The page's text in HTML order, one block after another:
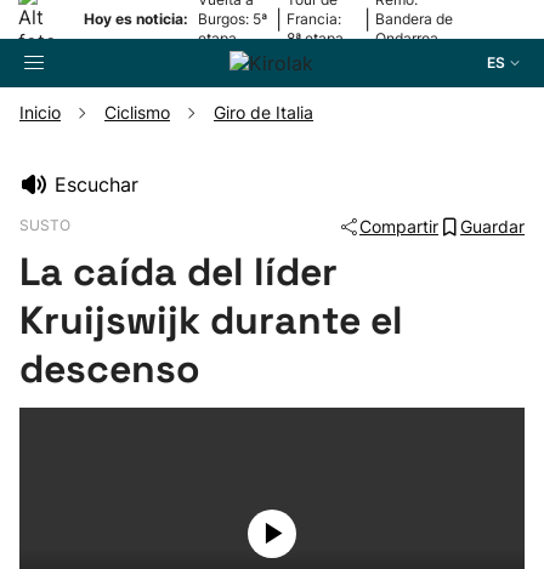
Hoy es noticia:
Burgos: 5ª
etapa
Francia:
8ª etapa
Bandera de
Ondarroa
ES
Pelota
Remo
Inicio Ciclismo Giro de Italia
Escuchar
SUSTO Compartir Guardar
La caída del líder
Kruijswijk durante el
descenso